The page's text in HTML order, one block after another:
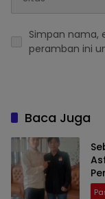
Simpan nama,
peramban ini
Baca Juga